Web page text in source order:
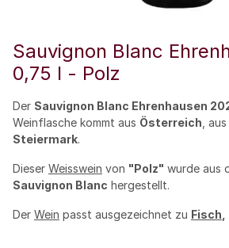
Sauvignon Blanc
0,75 l - Polz
Der Sauvignon Blanc Ehrenhausen
Weinflasche kommt aus Österreich ,
Steiermark.
Dieser Weisswein von "Polz" wurde aus
Sauvignon Blanc hergestellt.
Der Wein passt ausgezeichnet zu Fisch